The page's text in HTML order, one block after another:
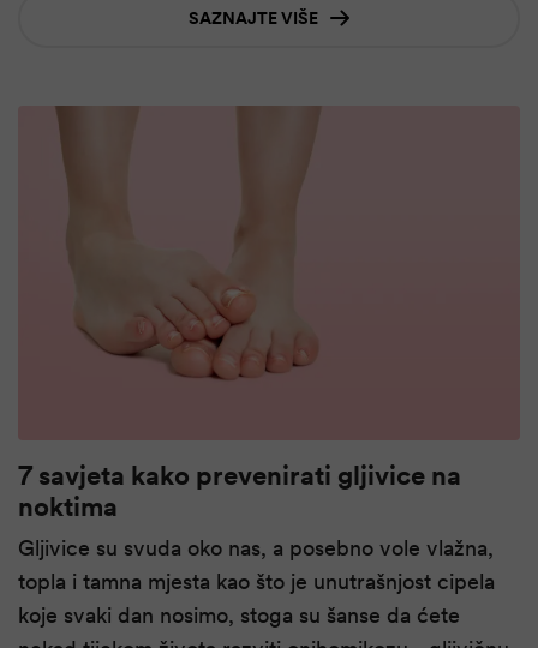
SAZNAJTE VIŠE
7 savjeta kako prevenirati gljivice na
noktima
Gljivice su svuda oko nas, a posebno vole vlažna,
topla i tamna mjesta kao što je unutrašnjost cipela
koje svaki dan nosimo, stoga su šanse da ćete